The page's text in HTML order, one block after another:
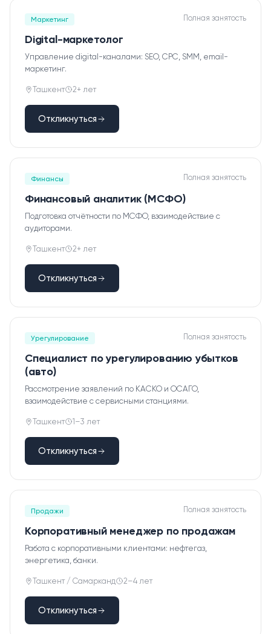
Урегулирование
Контакты
О нас
Акционерам
Вакансии
Партнёры
FAQ
Обратная связь
Маркетинг Полная занятость
Digital-маркетолог
Управление digital-каналами: SEO, CPC, SMM, email-
маркетинг.
Ташкент 2+ лет
Откликнуться
Финансы Полная занятость
Финансовый аналитик (МСФО)
Подготовка отчётности по МСФО, взаимодействие с
аудиторами.
Ташкент 2+ лет
Откликнуться
Урегулирование Полная занятость
Специалист по урегулированию убытков
(авто)
Рассмотрение заявлений по КАСКО и ОСАГО,
взаимодействие с сервисными станциями.
Ташкент 1–3 лет
Откликнуться
Продажи Полная занятость
Корпоративный менеджер по продажам
Работа с корпоративными клиентами: нефтегаз,
энергетика, банки.
Ташкент / Самарканд 2–4 лет
Откликнуться